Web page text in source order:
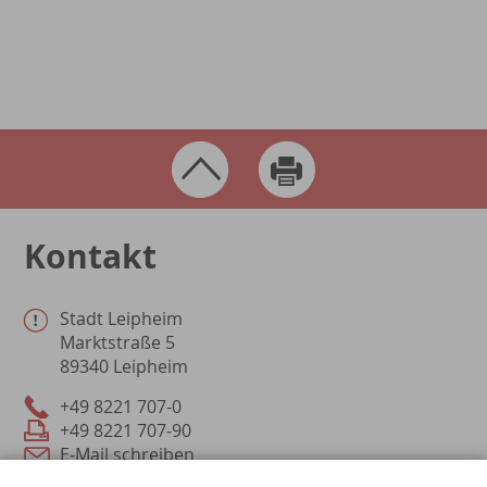
Kontakt
Stadt Leipheim
Marktstraße 5
89340 Leipheim
+49 8221 707-0
+49 8221 707-90
E-Mail schreiben